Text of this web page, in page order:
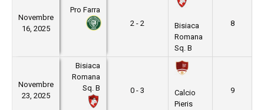
Novembre
16, 2025
Pro Farra
2 - 2
Bisiaca
Romana
Sq. B
8
Novembre
23, 2025
Bisiaca
Romana
Sq. B
0 - 3
Calcio
Pieris
9